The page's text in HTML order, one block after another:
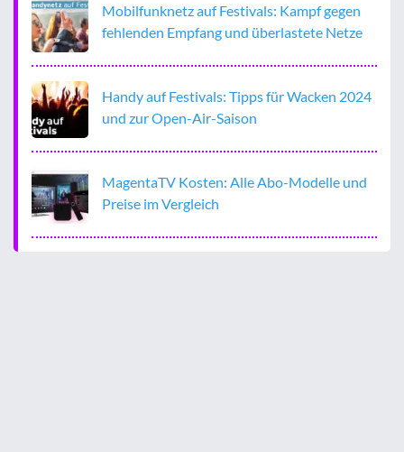
Mobilfunknetz auf Festivals: Kampf gegen
fehlenden Empfang und überlastete Netze
Handy auf Festivals: Tipps für Wacken 2024
und zur Open-Air-Saison
MagentaTV Kosten: Alle Abo-Modelle und
Preise im Vergleich